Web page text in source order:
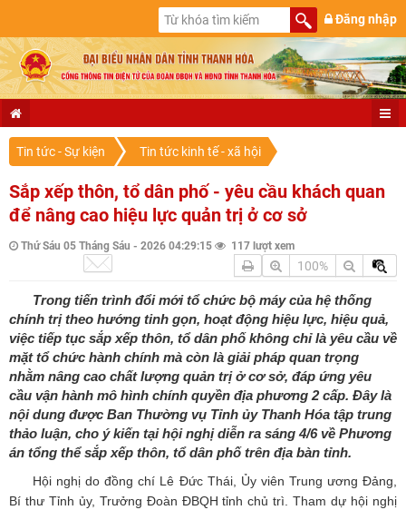
Đăng nhập
Tin tức - Sự kiện Tin tức kinh tế - xã hội
Sắp xếp thôn, tổ dân phố - yêu cầu khách quan
để nâng cao hiệu lực quản trị ở cơ sở
Thứ Sáu 05 Tháng Sáu - 2026 04:29:15 117 lượt xem
100%
Trong tiến trình đổi mới tổ chức bộ máy của hệ thống
chính trị theo hướng tinh gọn, hoạt động hiệu lực, hiệu quả,
việc tiếp tục sắp xếp thôn, tổ dân phố không chỉ là yêu cầu về
mặt tổ chức hành chính mà còn là giải pháp quan trọng
nhằm nâng cao chất lượng quản trị ở cơ sở, đáp ứng yêu
cầu vận hành mô hình chính quyền địa phương 2 cấp. Đây là
nội dung được Ban Thường vụ Tỉnh ủy Thanh Hóa tập trung
thảo luận, cho ý kiến tại hội nghị diễn ra sáng 4/6 về Phương
án tổng thể sắp xếp thôn, tổ dân phố trên địa bàn tỉnh.
Hội nghị do đồng chí Lê Đức Thái, Ủy viên Trung ương Đảng,
Bí thư Tỉnh ủy, Trưởng Đoàn ĐBQH tỉnh chủ trì. Tham dự hội nghị